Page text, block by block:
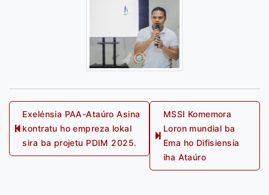
Post
navigationPrevious
post:
Exelénsia PAA-Ataúro Asina
kontratu ho empreza lokal
sira ba projetu PDIM 2025.
Next
post:
MSSI Komemora
Loron mundial ba
Ema ho Difisiensia
iha Ataúro